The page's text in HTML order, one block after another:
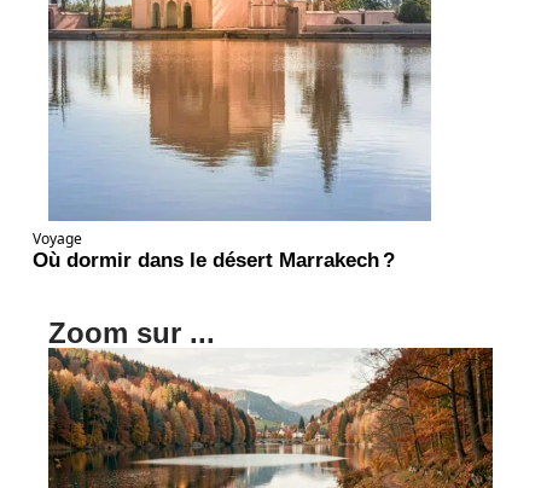
Voyage
Où dormir dans le désert Marrakech ?
Zoom sur ...